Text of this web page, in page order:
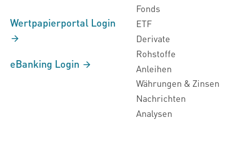
Wertpapierportal Login
eBanking Login
Fonds
ETF
Derivate
Rohstoffe
Anleihen
Währungen & Zinsen
Nachrichten
Analysen